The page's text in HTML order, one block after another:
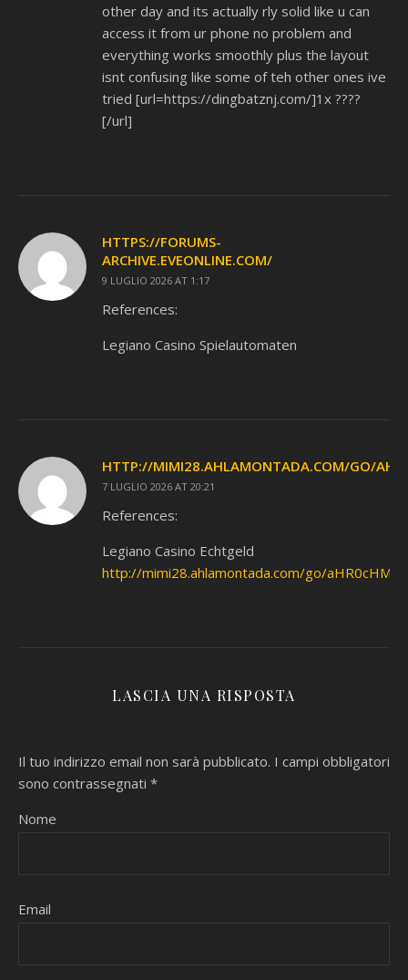
other day and its actually rly solid like u can
access it from ur phone no problem and
everything works smoothly plus the layout
isnt confusing like some of teh other ones ive
tried [url=https://dingbatznj.com/]1x ????
[/url]
HTTPS://FORUMS-
ARCHIVE.EVEONLINE.COM/
9 LUGLIO 2026 AT 1:17
References:
Legiano Casino Spielautomaten
HTTP://MIMI28.AHLAMONTADA.COM/GO/
7 LUGLIO 2026 AT 20:21
References:
Legiano Casino Echtgeld
http://mimi28.ahlamontada.com/go/
LASCIA UNA RISPOSTA
Il tuo indirizzo email non sarà pubblicato. I campi obbligatori
sono contrassegnati *
Nome
Email